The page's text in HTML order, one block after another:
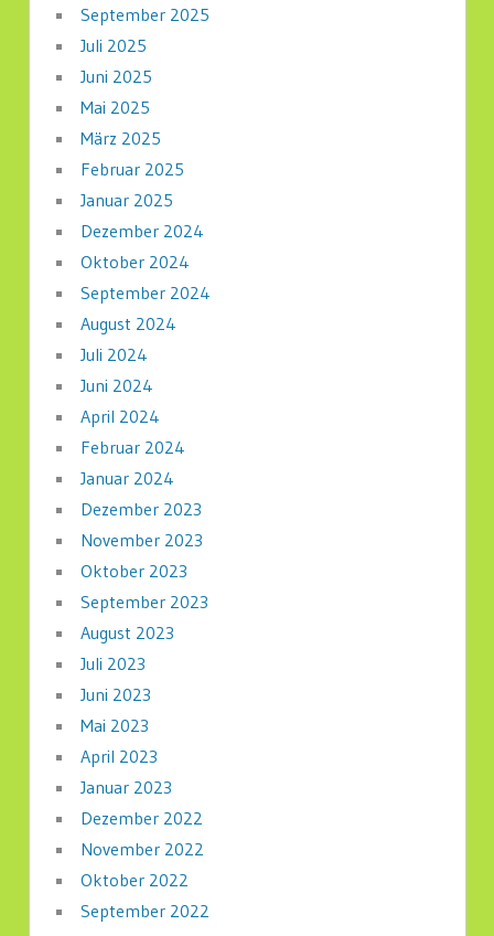
September 2025
Juli 2025
Juni 2025
Mai 2025
März 2025
Februar 2025
Januar 2025
Dezember 2024
Oktober 2024
September 2024
August 2024
Juli 2024
Juni 2024
April 2024
Februar 2024
Januar 2024
Dezember 2023
November 2023
Oktober 2023
September 2023
August 2023
Juli 2023
Juni 2023
Mai 2023
April 2023
Januar 2023
Dezember 2022
November 2022
Oktober 2022
September 2022